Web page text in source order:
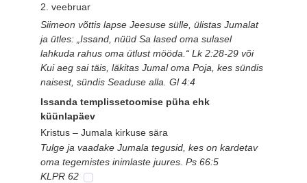
2. veebruar
Siimeon võttis lapse Jeesuse sülle, ülistas Jumalat
ja ütles: „Issand, nüüd Sa lased oma sulasel
lahkuda rahus oma ütlust mööda.“ Lk 2:28-29 või
Kui aeg sai täis, läkitas Jumal oma Poja, kes sündis
naisest, sündis Seaduse alla. Gl 4:4
Issanda templissetoomise püha ehk
küünlapäev
Kristus – Jumala kirkuse sära
Tulge ja vaadake Jumala tegusid, kes on kardetav
oma tegemistes inimlaste juures. Ps 66:5
KLPR 62